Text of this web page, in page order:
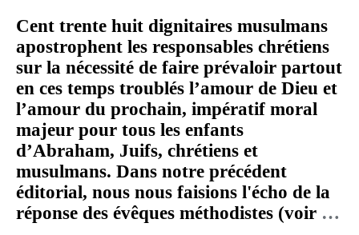
Cent trente huit dignitaires musulmans
apostrophent les responsables chrétiens
sur la nécessité de faire prévaloir partout
en ces temps troublés l’amour de Dieu et
l’amour du prochain, impératif moral
majeur pour tous les enfants
d’Abraham, Juifs, chrétiens et
musulmans. Dans notre précédent
éditorial, nous nous faisions l'écho de la
réponse des évêques méthodistes (voir …